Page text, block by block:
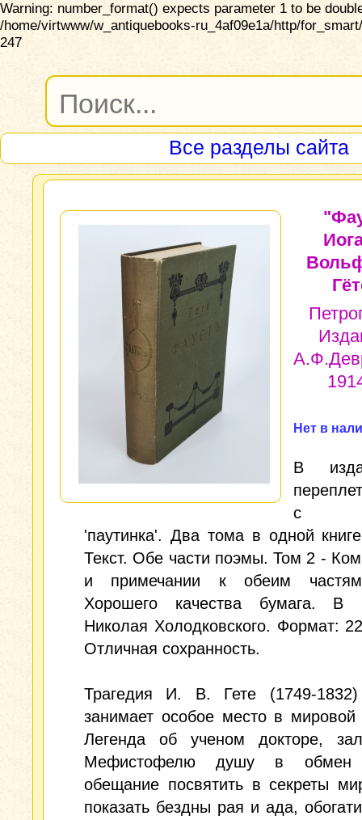
Warning: number_format() expects parameter 1 to be
/home/virtwww/w_antiquebooks-ru_4af09e1a/http/
247
Все разделы сайта
Нет в
В
с
'паутинка'. Два тома в одной
Текст. Обе части поэмы. Том 2 -
и примечании к обеим
Хорошего качества бумага. В
Николая Холодковского. Формат:
Отличная сохранность.
Трагедия И. В. Гете (1749-1832)
занимает особое место в мировой
Легенда об ученом докторе,
Мефистофелю душу в
обещание посвятить в секреты
показать бездны рая и ада,